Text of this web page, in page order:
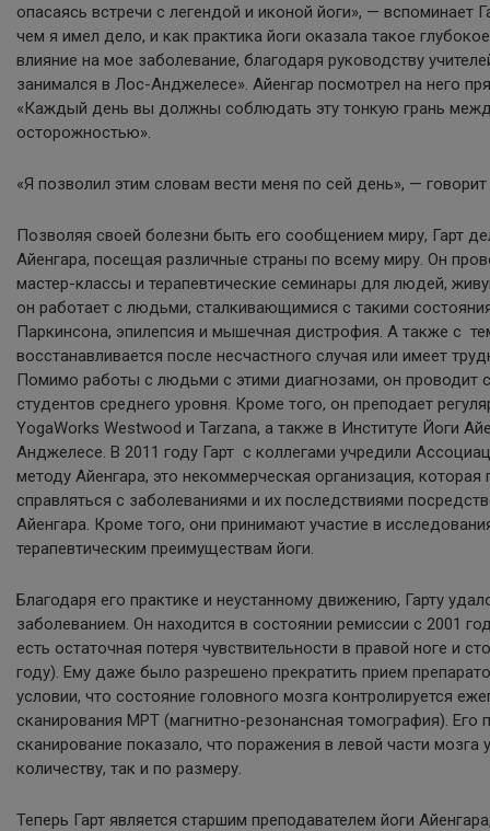
опасаясь встречи с легендой и иконой йоги», — вспоминает
чем я имел дело, и как практика йоги оказала такое
влияние на мое заболевание, благодаря руководству
занимался в Лос-Анджелесе». Айенгар посмотрел на него
«Каждый день вы должны соблюдать эту тонкую грань
осторожностью».
«Я позволил этим словам вести меня по сей день», — говорит
Позволяя своей болезни быть его сообщением миру, Гарт
Айенгара, посещая различные страны по всему миру. Он
мастер-классы и терапевтические семинары для людей,
он работает с людьми, сталкивающимися с такими
Паркинсона, эпилепсия и мышечная дистрофия. А также с
восстанавливается после несчастного случая или имеет
Помимо работы с людьми с этими диагнозами, он проводит
студентов среднего уровня. Кроме того, он преподает
YogaWorks Westwood и Tarzana, а также в Институте Йоги
Анджелесе. В 2011 году Гарт с коллегами учредили
методу Айенгара, это некоммерческая организация,
справляться с заболеваниями и их последствиями
Айенгара. Кроме того, они принимают участие в
терапевтическим преимуществам йоги.
Благодаря его практике и неустанному движению, Гарту
заболеванием. Он находится в состоянии ремиссии с 2001
есть остаточная потеря чувствительности в правой ноге и
году). Ему даже было разрешено прекратить прием
условии, что состояние головного мозга контролируется
сканирования МРТ (магнитно-резонансная томография). Его
сканирование показало, что поражения в левой части мозга
количеству, так и по размеру.
Теперь Гарт является старшим преподавателем йоги